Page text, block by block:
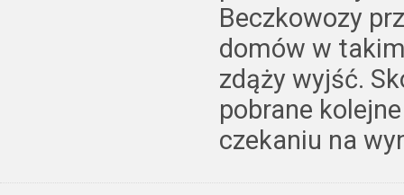
Beczkowozy
domów w
zdąży wyjść.
pobrane
czekaniu na